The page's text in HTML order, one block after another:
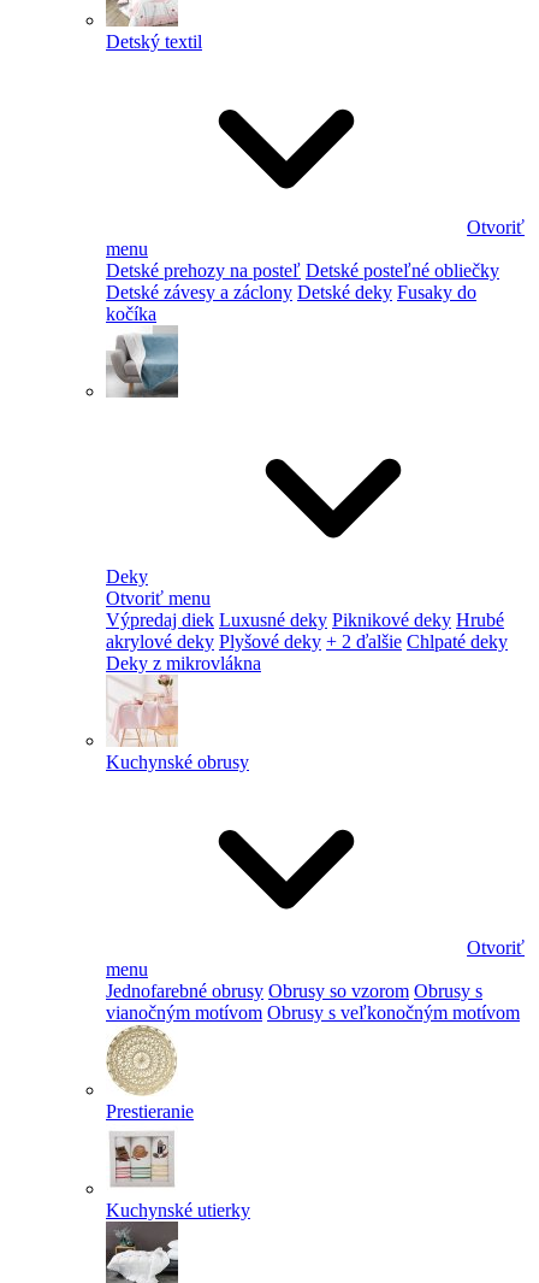
Detský textil
Otvoriť
menu
Detské prehozy na posteľ Detské posteľné obliečky
Detské závesy a záclony Detské deky Fusaky do
kočíka
Deky
Otvoriť menu
Výpredaj diek Luxusné deky Piknikové deky Hrubé
akrylové deky Plyšové deky + 2 ďalšie Chlpaté deky
Deky z mikrovlákna
Kuchynské obrusy
Otvoriť
menu
Jednofarebné obrusy Obrusy so vzorom Obrusy s
vianočným motívom Obrusy s veľkonočným motívom
Prestieranie
Kuchynské utierky